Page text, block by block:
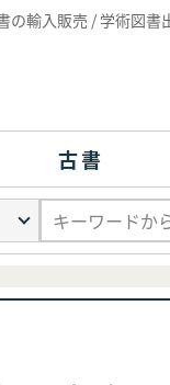
の輸入販売 / 学術図書
古書